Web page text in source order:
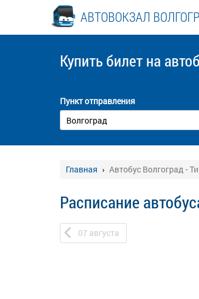
АВТОВОКЗАЛ
Купить билет на
Пункт отправления
Главная Автобус Волгоград -
Расписание
07 августа